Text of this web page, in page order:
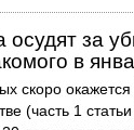
за
в
скоро
(часть 1